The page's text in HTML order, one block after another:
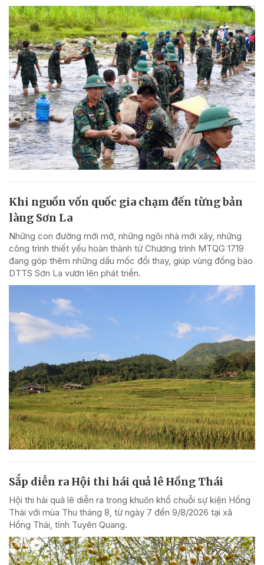
Khi nguồn vốn quốc gia chạm đến từng bản
làng Sơn La
Những con đường mới mở, những ngôi nhà mới xây, những
công trình thiết yếu hoàn thành từ Chương trình MTQG 1719
đang góp thêm những dấu mốc đổi thay, giúp vùng đồng bào
DTTS Sơn La vươn lên phát triển.
Sắp diễn ra Hội thi hái quả lê Hồng Thái
Hội thi hái quả lê diễn ra trong khuôn khổ chuỗi sự kiện Hồng
Thái với mùa Thu tháng 8, từ ngày 7 đến 9/8/2026 tại xã
Hồng Thái, tỉnh Tuyên Quang.